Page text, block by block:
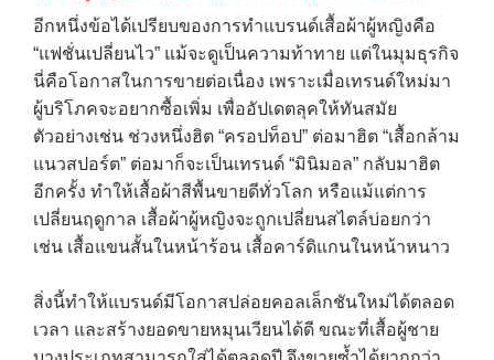
อีกหนึ่งข้อได้เปรียบของการทำแบรนด์เสื้อผ้าผู้หญิงคือ
“แฟชั่นเปลี่ยนไว” แม้จะดูเป็นความท้าทาย แต่ในมุมธุรกิจ
นี่คือโอกาสในการขายต่อเนื่อง เพราะเมื่อเทรนด์ใหม่มา
ผู้บริโภคจะอยากซื้อเพิ่ม เพื่ออัปเดตลุคให้ทันสมัย
ตัวอย่างเช่น ช่วงหนึ่งฮิต “ครอปท็อป” ต่อมาฮิต “เสื้อกล้าม
แนวสปอร์ต” ต่อมาก็จะเป็นเทรนด์ “มินิมอล” กลับมาฮิต
อีกครั้ง ทำให้เสื้อผ้าสีพื้นขายดีทั่วโลก หรือแม้แต่การ
เปลี่ยนฤดูกาล เสื้อผ้าผู้หญิงจะถูกเปลี่ยนสไตล์บ่อยกว่า
เช่น เสื้อแขนสั้นในหน้าร้อน เสื้อคาร์ดิแกนในหน้าหนาว
สิ่งนี้ทำให้แบรนด์มีโอกาสปล่อยคอลเล็กชันใหม่ได้ตลอด
เวลา และสร้างยอดขายหมุนเวียนได้ดี ขณะที่เสื้อผู้ชาย